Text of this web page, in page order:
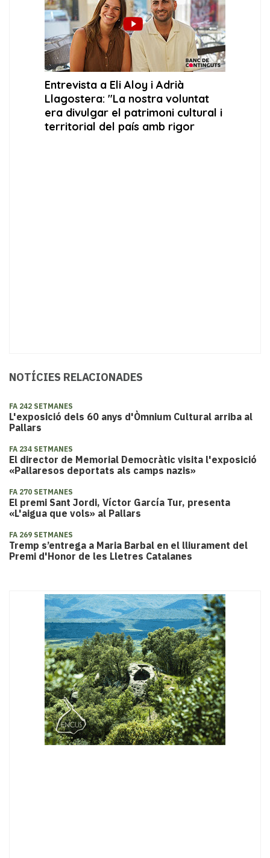
NOTÍCIES RELACIONADES
FA 242 SETMANES
L'exposició dels 60 anys d'Òmnium Cultural arriba al
Pallars
FA 234 SETMANES
El director de Memorial Democràtic visita l'exposició
«Pallaresos deportats als camps nazis»
FA 270 SETMANES
El premi Sant Jordi, Víctor García Tur, presenta
«L'aigua que vols» al Pallars
FA 269 SETMANES
​Tremp s’entrega a Maria Barbal en el lliurament del
Premi d'Honor de les Lletres Catalanes